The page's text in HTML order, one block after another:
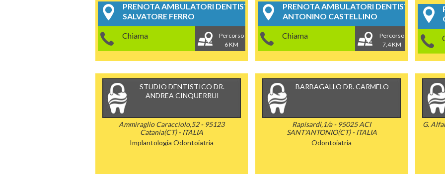
PRENOTA AMBULATORI DENTISTICI
SALVATORE FERRO
Chiama
Percorso
6 KM
PRENOTA AMBULATORI DENTISTICI
ANTONINO CASTELLINO
Chiama
Percorso
7,4 KM
STUDIO DENTISTICO DR.
ANDREA CINQUERRUI
Ammiraglio Caracciolo,52 - 95123
Catania(CT) - ITALIA
Implantologia Odontoiatria
BARBAGALLO DR. CARMELO
Rapisardi,1/a - 95025 ACI
SANT'ANTONIO(CT) - ITALIA
Odontoiatria
G.